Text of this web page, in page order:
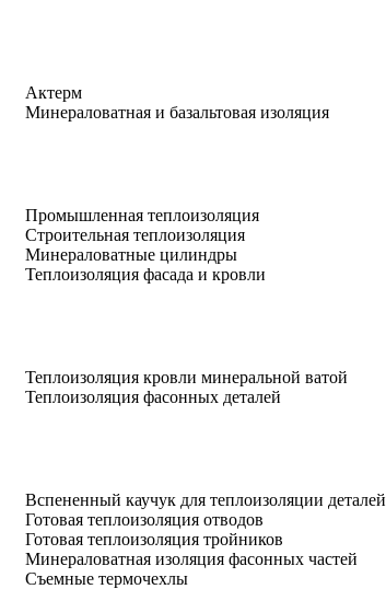
Актерм
Минераловатная и базальтовая изоляция
Промышленная теплоизоляция
Строительная теплоизоляция
Минераловатные цилиндры
Теплоизоляция фасада и кровли
Теплоизоляция кровли минеральной ватой
Теплоизоляция фасонных деталей
Вспененный каучук для теплоизоляции деталей
Готовая теплоизоляция отводов
Готовая теплоизоляция тройников
Минераловатная изоляция фасонных частей
Съемные термочехлы